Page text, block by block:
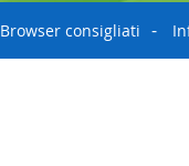
Browser consigliati